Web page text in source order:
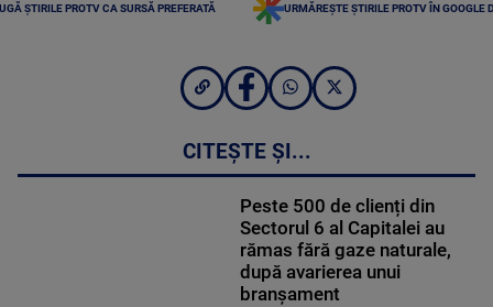
ȘTIRILE PROTV CA SURSĂ PREFERATĂ URMĂREȘTE ȘTIRILE PROTV ÎN GOOGLE
CITEȘTE ȘI...
Peste 500 de clienți din
Sectorul 6 al Capitalei au
rămas fără gaze naturale,
după avarierea unui
branșament